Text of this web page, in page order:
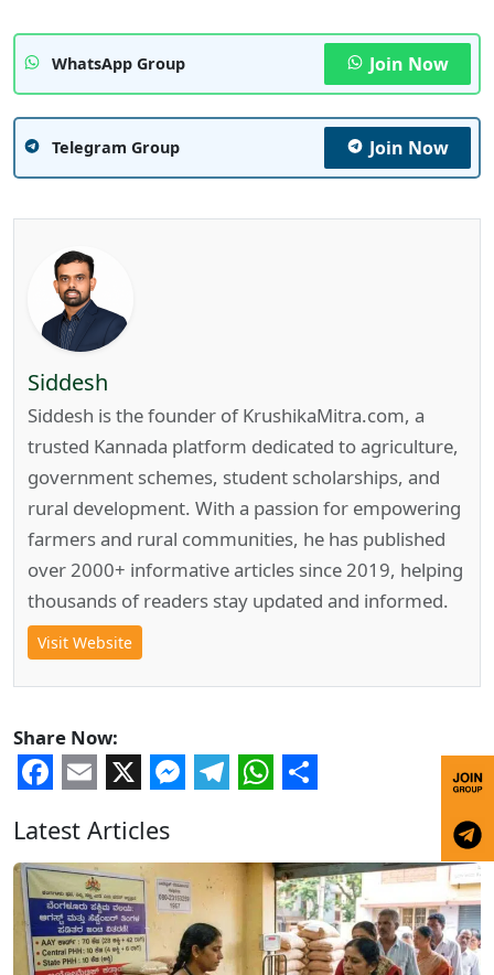
WhatsApp Group Join Now
Telegram Group Join Now
Siddesh
Siddesh is the founder of KrushikaMitra.com, a
trusted Kannada platform dedicated to agriculture,
government schemes, student scholarships, and
rural development. With a passion for empowering
farmers and rural communities, he has published
over 2000+ informative articles since 2019, helping
thousands of readers stay updated and informed.
Visit Website
Share Now:
Latest Articles